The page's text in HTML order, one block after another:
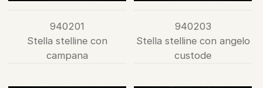
940201
Stella stelline con
campana
940203
Stella stelline con angelo
custode